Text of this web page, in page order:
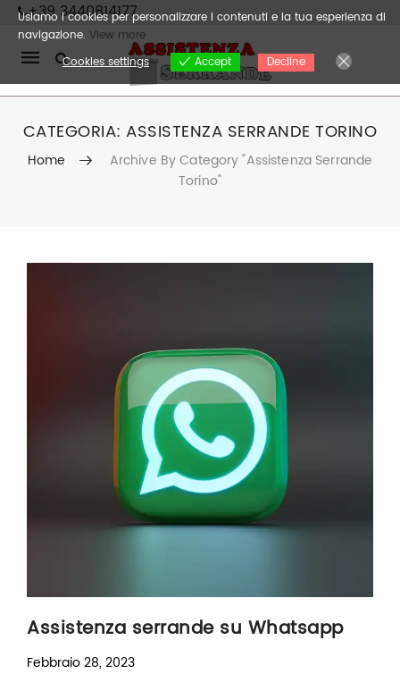
+39 3440814177
Mobile
navigation
CATEGORIA: ASSISTENZA SERRANDE TORINO
Home
Archive By Category "assistenza Serrande
Torino"
Assistenza serrande su Whatsapp
Febbraio 28, 2023
Usiamo i cookies per personalizzare i contenuti e la tua esperienza di
navigazione. View more
Cookies settings
Accept Decline